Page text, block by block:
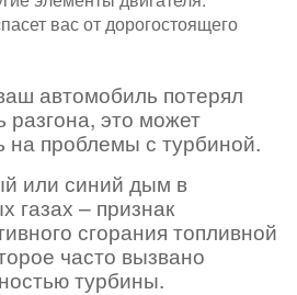
вас от дорогостоящего
автомобиль потерял
разгона, это может
на проблемы с турбиной.
или синий дым в
газах – признак
сгорания топливной
часто вызвано
турбины.